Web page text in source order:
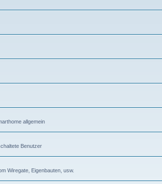
allgemein
Benutzer
Wiregate, Eigenbauten, usw.